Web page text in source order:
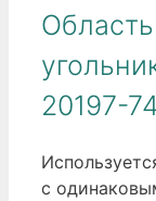
20197-
с